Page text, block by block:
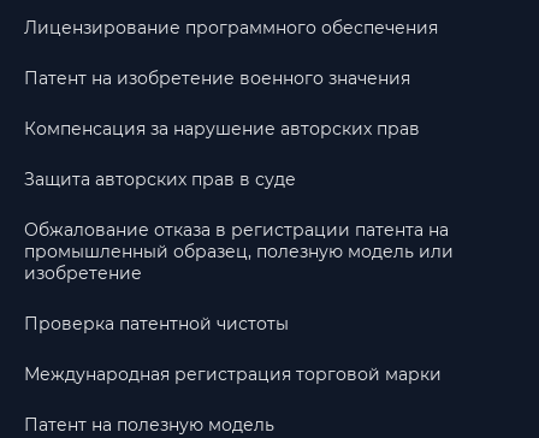
Лицензирование программного обеспечения
Патент на изобретение военного значения
Компенсация за нарушение авторских прав
Защита авторских прав в суде
Обжалование отказа в регистрации патента на
промышленный образец, полезную модель или
изобретение
Проверка патентной чистоты
Международная регистрация торговой марки
Патент на полезную модель